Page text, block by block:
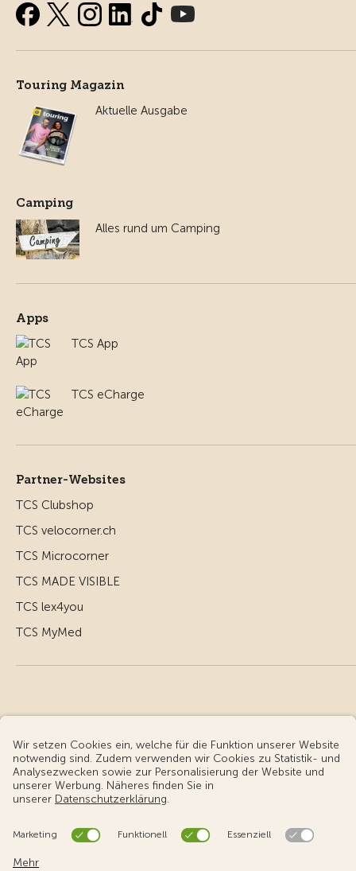
Touring Magazin
Aktuelle Ausgabe
Camping
Alles rund um Camping
Apps
TCS App
TCS eCharge
Partner-Websites
TCS Clubshop
TCS velocorner.ch
TCS Microcorner
TCS MADE VISIBLE
TCS lex4you
TCS MyMed
© Touring Club Schweiz
Benutzungsbedingungen - rechtliche Informationen